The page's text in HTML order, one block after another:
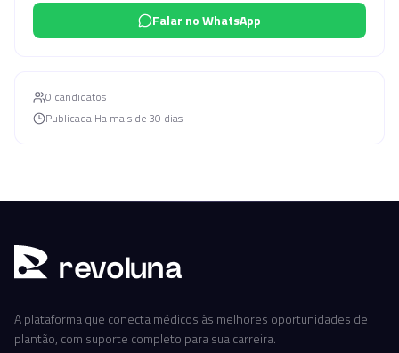
Falar no WhatsApp
0 candidatos
Publicada Ha mais de 30 dias
revoluna
A plataforma que conecta médicos às melhores oportunidades de
plantão, com suporte completo para sua carreira.